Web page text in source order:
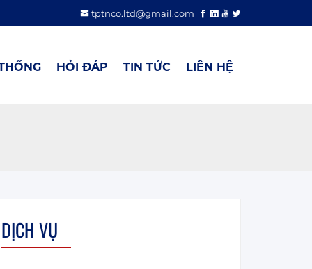
tptnco.ltd@gmail.com
HỎI ĐÁP TIN TỨC LIÊN HỆ
DỊCH VỤ